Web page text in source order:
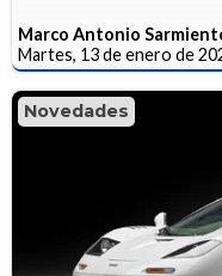
Marco Antonio
Martes, 13 de enero de
Novedades